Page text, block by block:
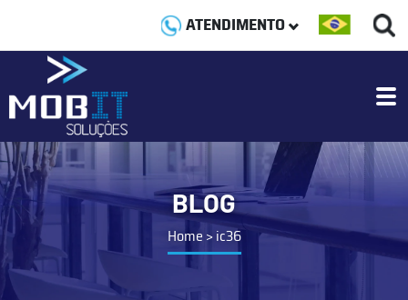
ATENDIMENTO
BLOG
Home > ic36